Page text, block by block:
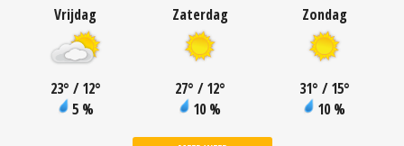
Vrijdag
23° / 12°
5 %
Zaterdag
27° / 12°
10 %
Zondag
31° / 15°
10 %